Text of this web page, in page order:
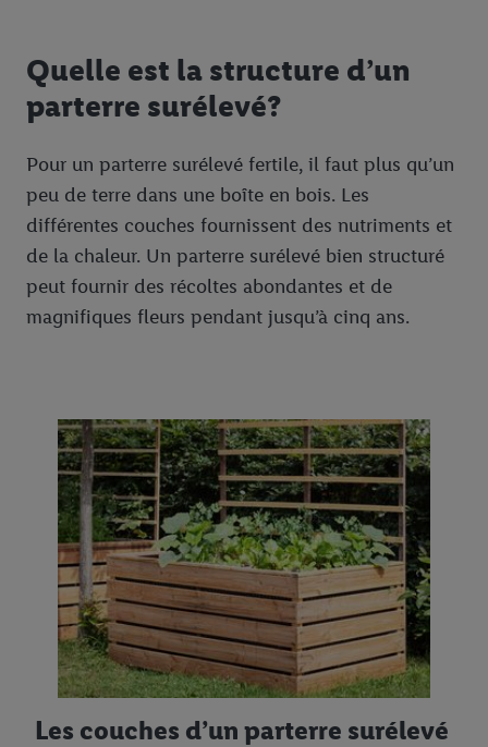
Quelle est la structure d’un
parterre surélevé?
Pour un parterre surélevé fertile, il faut plus qu’un
peu de terre dans une boîte en bois. Les
différentes couches fournissent des nutriments et
de la chaleur. Un parterre surélevé bien structuré
peut fournir des récoltes abondantes et de
magnifiques fleurs pendant jusqu’à cinq ans.
Les couches d’un parterre surélevé